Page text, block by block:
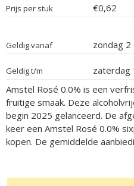
Prijs per stuk €0,62
Geldig vanaf zondag
Geldig t/m
zaterdag
Amstel Rosé 0.0% is een
fruitige smaak. Deze
begin 2025 gelanceerd. De
keer een Amstel Rosé 0.0%
kopen. De gemiddelde